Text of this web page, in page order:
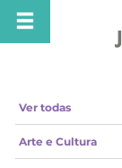
Ver todas
Arte e Cultura